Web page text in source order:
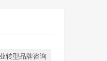
转型品牌咨询